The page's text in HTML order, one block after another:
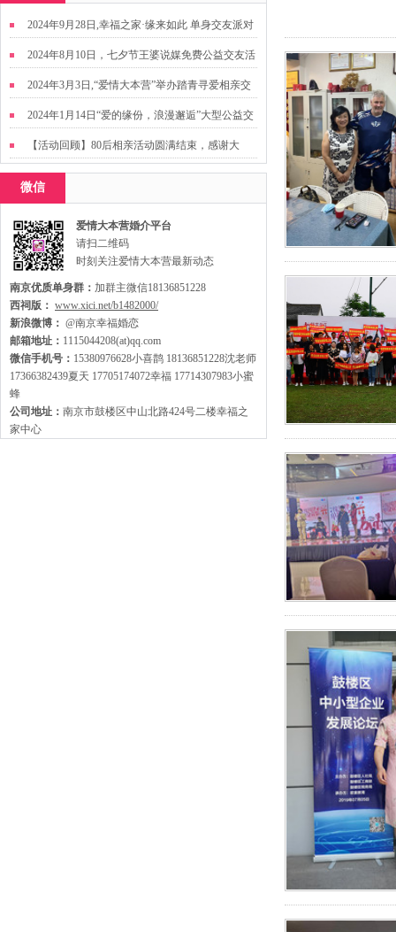
2024年9月28日,幸福之家·缘来如此 单身交友派对
2024年8月10日，七夕节王婆说媒免费公益交友活
动
2024年3月3日,“爱情大本营”举办踏青寻爱相亲交
友活动
2024年1月14日“爱的缘份，浪漫邂逅”大型公益交
友活动
【活动回顾】80后相亲活动圆满结束，感谢大
家，走出来才有机会扩大缘分哦~
微信
爱情大本营婚介平台
请扫二维码
时刻关注爱情大本营最新动态
南京优质单身群： 加群主微信18136851228
西祠版： www.xici.net/b1482000/
新浪微博： @南京幸福婚恋
邮箱地址： 1115044208(at)qq.com
微信手机号： 15380976628小喜鹊 18136851228沈老师
17366382439夏天 17705174072幸福 17714307983小蜜
蜂
公司地址： 南京市鼓楼区中山北路424号二楼幸福之
家中心